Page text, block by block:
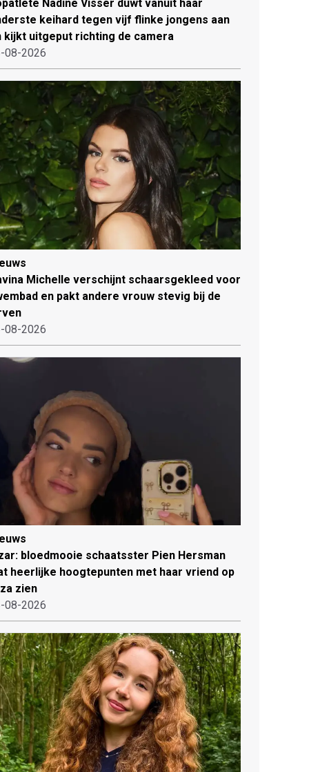
Nadine Visser duwt vanuit haar
keihard tegen vijf flinke jongens aan
kijkt uitgeput richting de camera
08-2026
Michelle verschijnt schaarsgekleed voor
en pakt andere vrouw stevig bij de
08-2026
bloedmooie schaatsster Pien Hersman
heerlijke hoogtepunten met haar vriend op
zien
08-2026